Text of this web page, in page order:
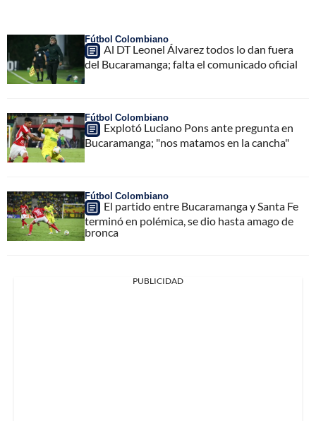
Fútbol Colombiano
Al DT Leonel Álvarez todos lo dan fuera
del Bucaramanga; falta el comunicado oficial
Fútbol Colombiano
Explotó Luciano Pons ante pregunta en
Bucaramanga; "nos matamos en la cancha"
Fútbol Colombiano
El partido entre Bucaramanga y Santa Fe
terminó en polémica, se dio hasta amago de
bronca
PUBLICIDAD